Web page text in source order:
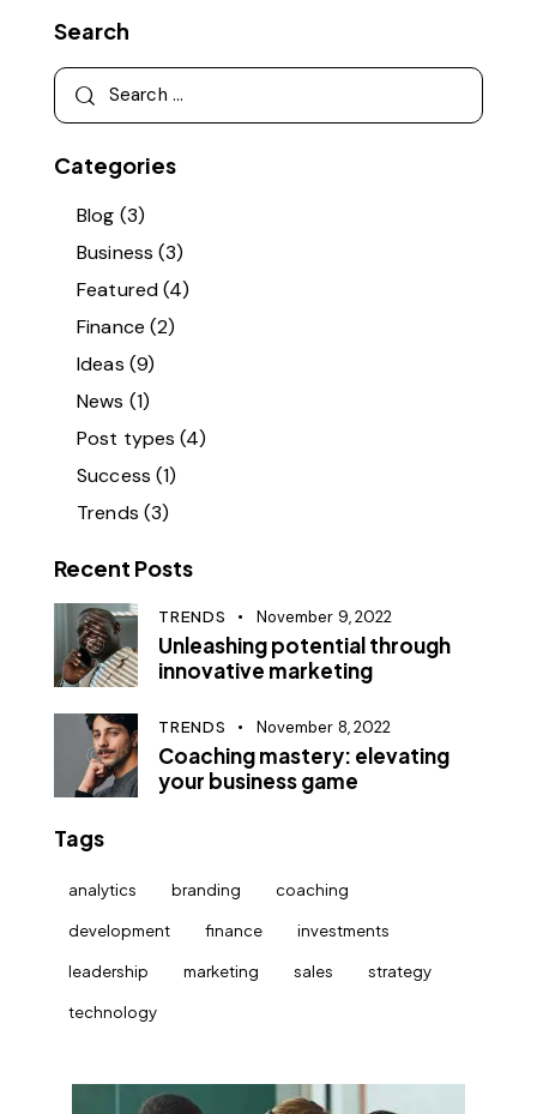
Search
Categories
Blog (3)
Business (3)
Featured(4)
Finance (2)
Ideas (9)
News (1)
Post types (4)
Success (1)
Trends (3)
Recent Posts
TRENDS November 9, 2022
Unleashing potential through
innovative marketing
TRENDS November 8, 2022
Coaching mastery: elevating
your business game
Tags
analytics branding coaching
development finance investments
leadership marketing sales strategy
technology